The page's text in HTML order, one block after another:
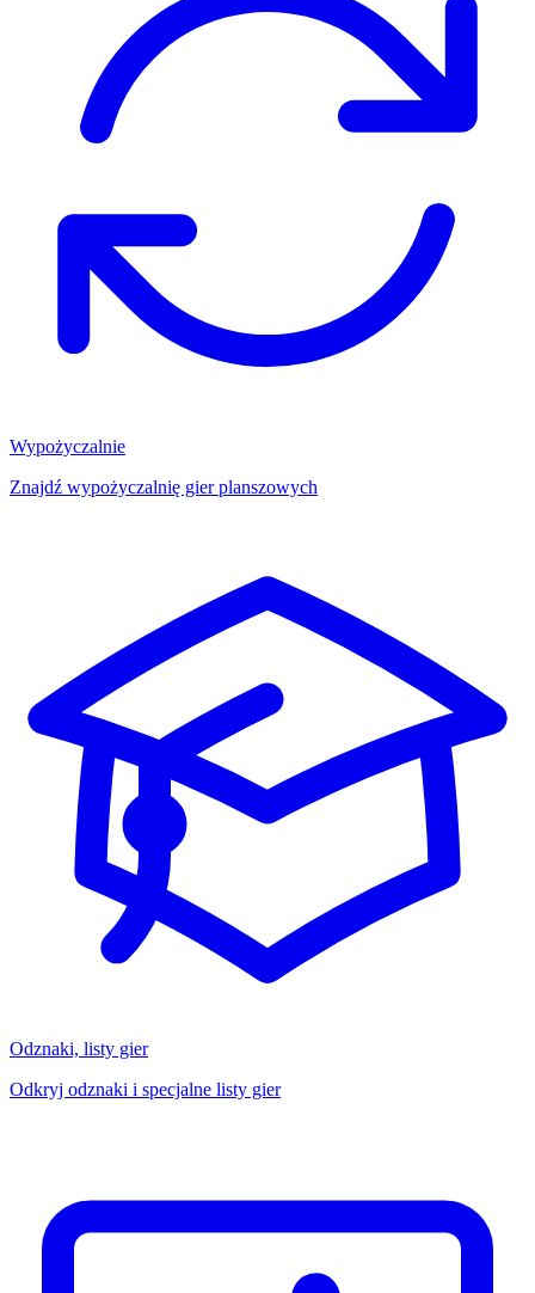
Wypożyczalnie
Znajdź wypożyczalnię gier planszowych
Odznaki, listy gier
Odkryj odznaki i specjalne listy gier